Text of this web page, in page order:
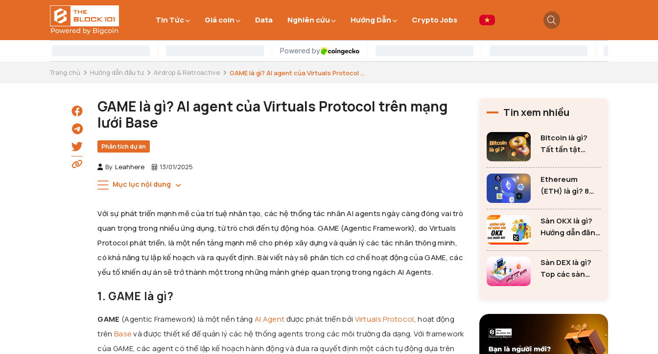
Tin Tức Giá coin Data Nghiên cứu Hướng Dẫn Crypto Jobs
Trang chủ Hướng dẫn đầu tư Airdrop & Retroactive GAME là gì? AI agent của Virtuals Protocol ...
GAME là gì? AI agent của Virtuals Protocol trên mạng
lưới Base
Phân tích dự án
By Leahhere 13/01/2025
Mục lục nội dung
Với sự phát triển mạnh mẽ của trí tuệ nhân tạo, các hệ thống tác nhân AI agents ngày càng đóng vai trò
quan trọng trong nhiều ứng dụng, từ trò chơi đến tự động hóa. GAME (Agentic Framework), do Virtuals
Protocol phát triển, là một nền tảng mạnh mẽ cho phép xây dựng và quản lý các tác nhân thông minh,
có khả năng tự lập kế hoạch và ra quyết định. Bài viết này sẽ phân tích cơ chế hoạt động của GAME, các
yếu tố khiến dự án sẽ trở thành một trong những mảnh ghép quan trọng trong ngách AI Agents.
1. GAME là gì?
GAME (Agentic Framework) là một nền tảng AI Agentđược phát triển bởi Virtuals Protocol, hoạt động
trên Basevà được thiết kế để quản lý các hệ thống agents trong các môi trường đa dạng. Với framework
của GAME, các agent có thể lập kế hoạch hành động và đưa ra quyết định một cách tự động dựa trên
Tin xem nhiều
Bitcoin là gì?
Tất tần tật
Bitcoin
Ethereum
(ETH) là gì? 8
tư Ethereum
Sàn OKX là gì?
Hướng dẫn đăng
mới
Sàn DEX là gì?
Top các sàn